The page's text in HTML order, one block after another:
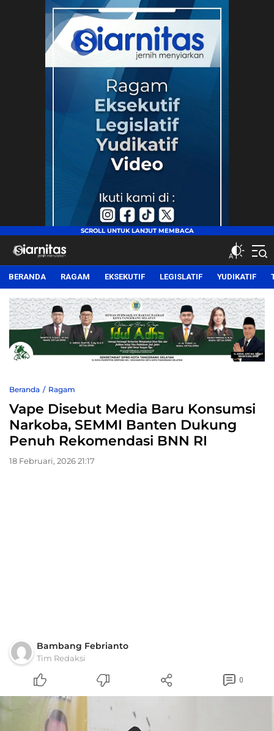
siarnitas
Jernih Menyiarkan
BERANDA RAGAM EKSEKUTIF LEGISLATIF YUDIKATIF
Beranda Ragam
Vape Disebut Media Baru Konsumsi
Narkoba, SEMMI Banten Dukung
Penuh Rekomendasi BNN RI
18 Februari, 2026 21:17
Bambang Febrianto
Tim Redaksi
0